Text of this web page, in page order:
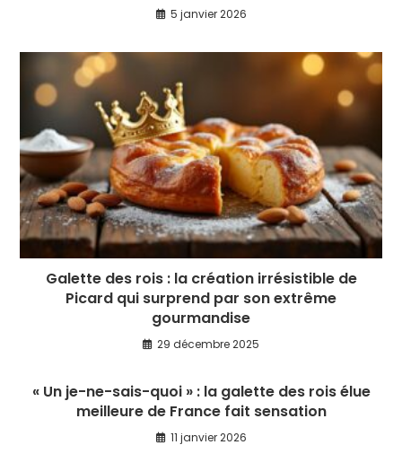
5 janvier 2026
Galette des rois : la création irrésistible de
Picard qui surprend par son extrême
gourmandise
29 décembre 2025
« Un je-ne-sais-quoi » : la galette des rois élue
meilleure de France fait sensation
11 janvier 2026